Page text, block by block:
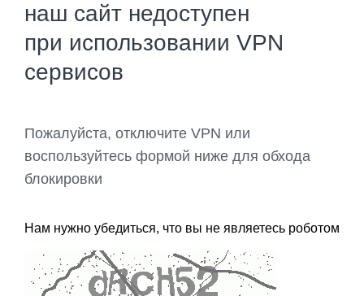
наш сайт недоступен
при использовании VPN
сервисов
Пожалуйста, отключите VPN или
воспользуйтесь формой ниже для обхода
блокировки
Нам нужно убедиться, что вы не являетесь роботом